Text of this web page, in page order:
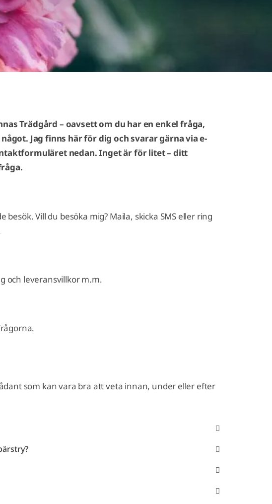
Trädgård – oavsett om du har en enkel fråga,
Jag finns här för dig och svarar gärna via e-
nedan. Inget är för litet – ditt
Vill du besöka mig? Maila, skicka SMS eller ring
och leveransvillkor m.m.
som kan vara bra att veta innan, under eller efter